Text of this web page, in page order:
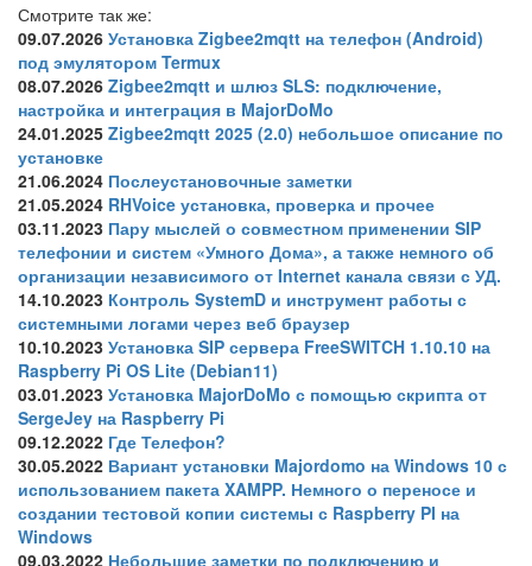
Смотрите так же:
09.07.2026 Установка Zigbee2mqtt на телефон (Android)
под эмулятором Termux
08.07.2026 Zigbee2mqtt и шлюз SLS: подключение,
настройка и интеграция в MajorDoMo
24.01.2025 Zigbee2mqtt 2025 (2.0) небольшое описание по
установке
21.06.2024 Послеустановочные заметки
21.05.2024 RHVoice установка, проверка и прочее
03.11.2023 Пару мыслей о совместном применении SIP
телефонии и систем «Умного Дома», а также немного об
организации независимого от Internet канала связи с УД.
14.10.2023 Контроль SystemD и инструмент работы с
системными логами через веб браузер
10.10.2023 Установка SIP сервера FreeSWITCH 1.10.10 на
Raspberry Pi OS Lite (Debian11)
03.01.2023 Установка MajorDoMo с помощью скрипта от
SergeJey на Raspberry Pi
09.12.2022 Где Телефон?
30.05.2022 Вариант установки Majordomo на Windows 10 с
использованием пакета XAMPP. Немного о переносе и
создании тестовой копии системы с Raspberry PI на
Windows
09.03.2022 Небольшие заметки по подключению и